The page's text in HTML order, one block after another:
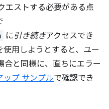
エストする必要がある点
に引き続きアクセスでき
用しようとすると、ユー
合と同様に、直ちにエラー
ップ サンプルで確認でき